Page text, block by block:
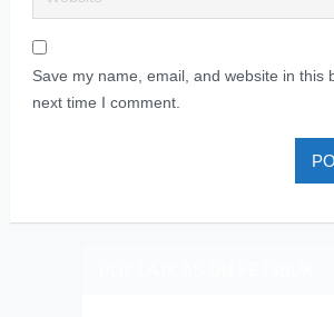
Save my name, email, and website in this
next time I comment.